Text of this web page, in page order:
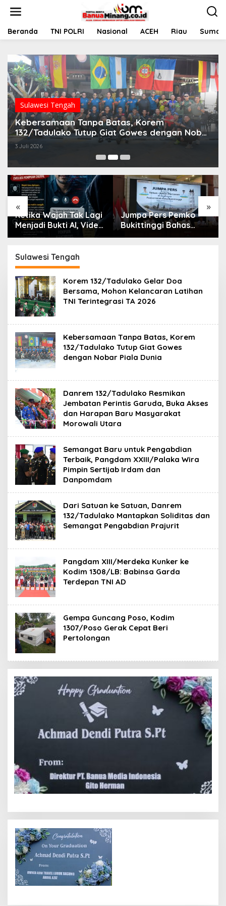
t
Beranda TNI POLRI Nasional ACEH Riau
Sulawesi Tengah
Kebersamaan Tanpa Batas, Korem
132/Tadulako Tutup Giat Gowes dengan Nobar
Piala Dunia
3 Juli 2026
« »
Ketika Wajah Tak Lagi
Menjadi Bukti AI, Video
Call, dan Evolusi
Ardy Mu’tamar
Jumpa Pers Pemko
Bukittinggi Bahas
Sulawesi Tengah
Korem 132/Tadulako Gelar Doa
Bersama, Mohon Kelancaran Latihan
TNI Terintegrasi TA 2026
Kebersamaan Tanpa Batas, Korem
132/Tadulako Tutup Giat Gowes
dengan Nobar Piala Dunia
Danrem 132/Tadulako Resmikan
Jembatan Perintis Garuda, Buka Akses
dan Harapan Baru Masyarakat
Morowali Utara
Semangat Baru untuk Pengabdian
Terbaik, Pangdam XXIII/Palaka Wira
Pimpin Sertijab Irdam dan
Danpomdam
Dari Satuan ke Satuan, Danrem
132/Tadulako Mantapkan Soliditas dan
Semangat Pengabdian Prajurit
Pangdam XIII/Merdeka Kunker ke
Kodim 1308/LB: Babinsa Garda
Terdepan TNI AD
Gempa Guncang Poso, Kodim
1307/Poso Gerak Cepat Beri
Pertolongan